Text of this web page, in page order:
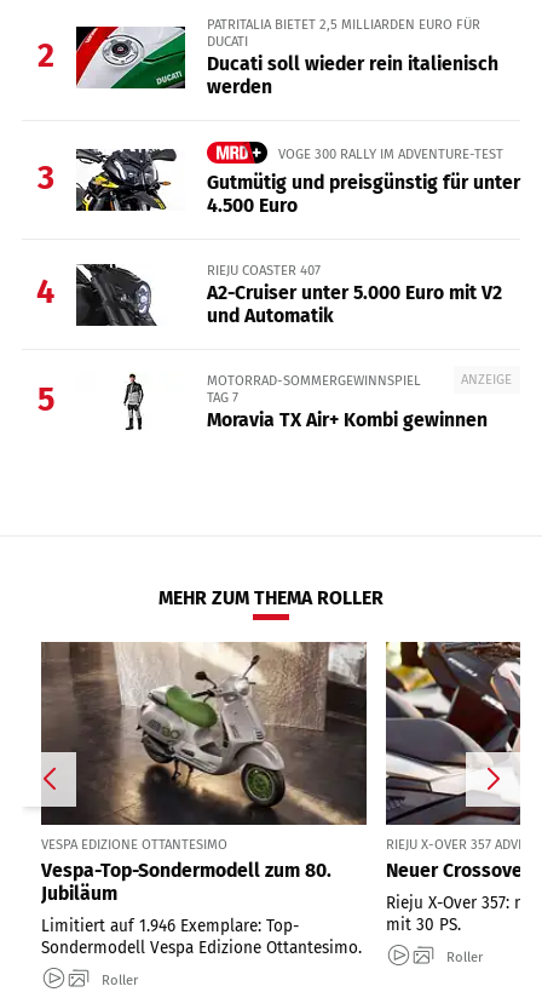
2
PATRITALIA BIETET 2,5 MILLIARDEN EURO FÜR
DUCATI
Ducati soll wieder rein italienisch
werden
3
VOGE 300 RALLY IM ADVENTURE-TEST
Gutmütig und preisgünstig für unter
4.500 Euro
4
RIEJU COASTER 407
A2-Cruiser unter 5.000 Euro mit V2
und Automatik
5
ANZEIGE
MOTORRAD-SOMMERGEWINNSPIEL
TAG 7
Moravia TX Air+ Kombi gewinnen
MEHR ZUM THEMA ROLLER
VESPA EDIZIONE OTTANTESIMO
Vespa-Top-Sondermodell zum 80.
Jubiläum
Limitiert auf 1.946 Exemplare: Top-
Sondermodell Vespa Edizione Ottantesimo.
Roller
RIEJU X-OVER 357
Neuer
Rieju X-Over 357:
mit 30 PS.
Roller